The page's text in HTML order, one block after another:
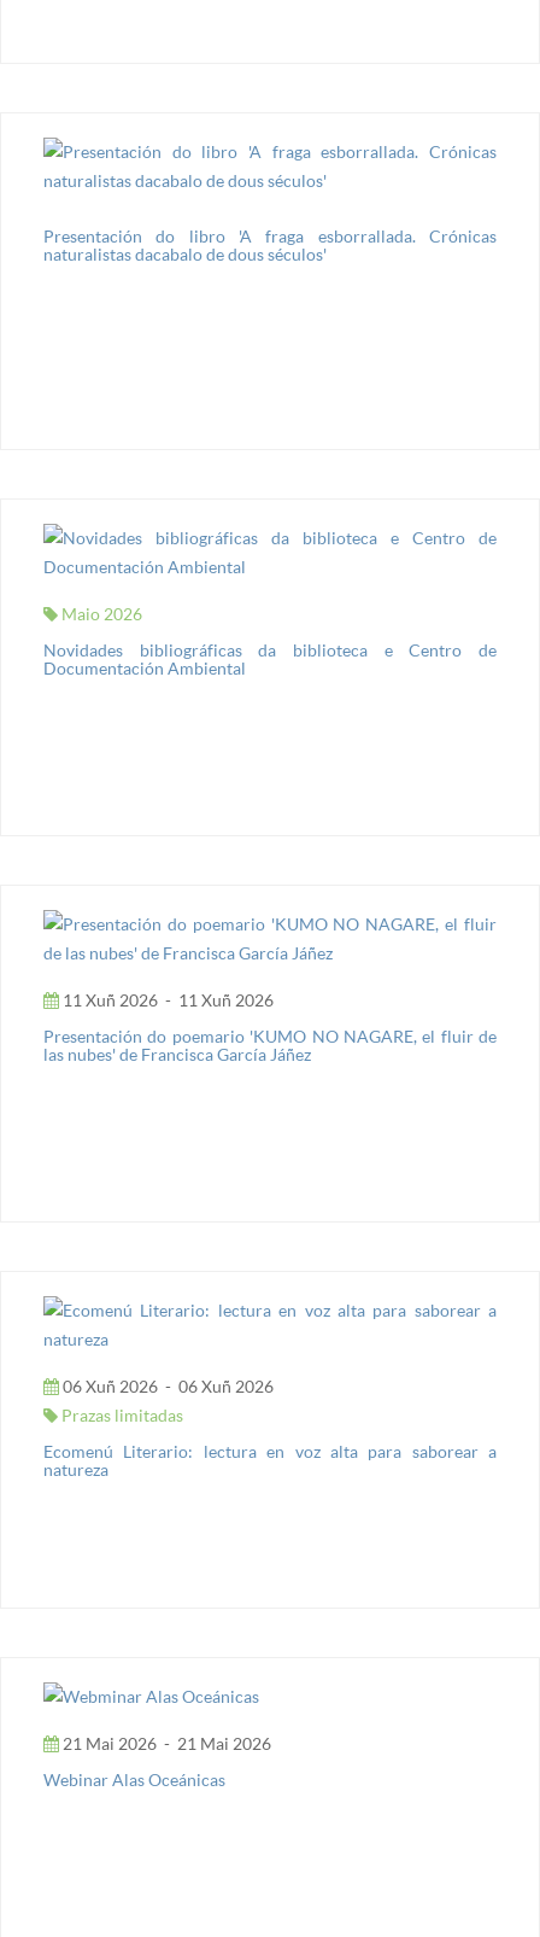
Presentación do libro 'A fraga esborrallada. Crónicas
naturalistas dacabalo de dous séculos'
Maio 2026
Novidades bibliográficas da biblioteca e Centro de
Documentación Ambiental
11 Xuñ 2026 - 11 Xuñ 2026
Presentación do poemario 'KUMO NO NAGARE, el fluir de
las nubes' de Francisca García Jáñez
06 Xuñ 2026 - 06 Xuñ 2026
Prazas limitadas
Ecomenú Literario: lectura en voz alta para saborear a
natureza
21 Mai 2026 - 21 Mai 2026
Webinar Alas Oceánicas